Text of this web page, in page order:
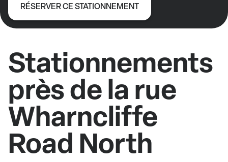
RÉSERVER CE STATIONNEMENT
Stationnements
près de la rue
Wharncliffe
Road North